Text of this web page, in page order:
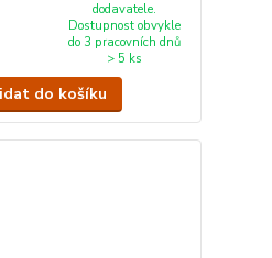
dodavatele.
Dostupnost obvykle
do 3 pracovních dnů
> 5 ks
do košíku